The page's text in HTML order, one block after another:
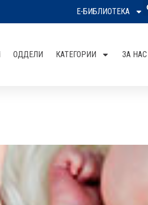
Е-БИБЛИОТЕКА
ОДДЕЛИ КАТЕГОРИИ ЗА НАС